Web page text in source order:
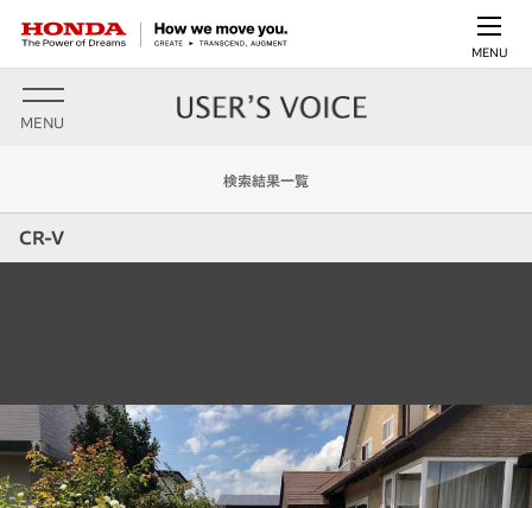
MENU
MENU
検索結果一覧
CR-V